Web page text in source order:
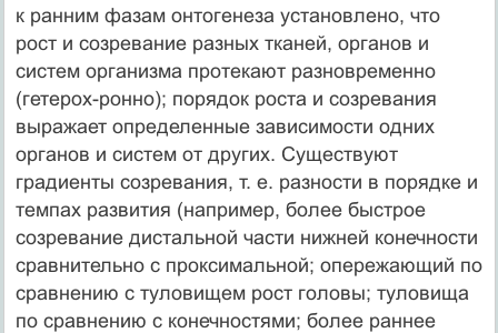
к ранним фазам онтогенеза установлено, что
рост и созревание разных тканей, органов и
систем организма протекают разновременно
(гетерох-ронно); порядок роста и созревания
выражает определенные зависимости одних
органов и систем от других. Существуют
градиенты созревания, т. е. разности в порядке и
темпах развития (например, более быстрое
созревание дистальной части нижней конечности
сравнительно с проксимальной; опережающий по
сравнению с туловищем рост головы; туловища
по сравнению с конечностями; более раннее